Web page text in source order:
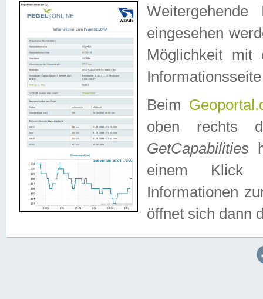
eingesehen
Möglichkeit mit
Beim
oben rechts
GetCapabilities
einem Klick
Informationen
öffnet sich dann